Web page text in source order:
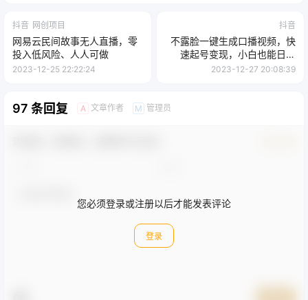
抖音 网创项目
网易云民间故事无人直播，零
投入低风险、人人可做
2023-12-25 22:22:24
抖音
不露脸一键生成口播视频，快
速起号变现，小白也能日入
500+
2023-12-27 20:08:39
97 条回复 A 文章作者 M 管理员
您必须登录或注册以后才能发表评论
登录